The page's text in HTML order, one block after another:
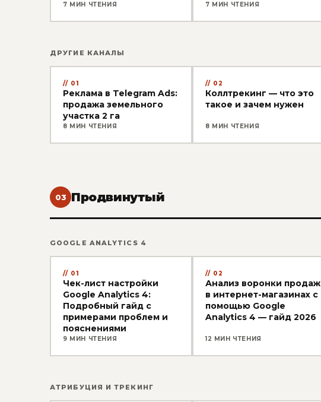
7 МИН ЧТЕНИЯ 7 МИН ЧТЕНИЯ
ДРУГИЕ КАНАЛЫ
01
Реклама в Telegram Ads:
продажа земельного
участка 2 га
8 МИН ЧТЕНИЯ
02
Коллтрекинг — что это
такое и зачем нужен
8 МИН ЧТЕНИЯ
03 Продвинутый
GOOGLE ANALYTICS 4
01
Чек-лист настройки
Google Analytics 4:
Подробный гайд с
примерами проблем и
пояснениями
9 МИН ЧТЕНИЯ
02
Анализ воронки продаж
в интернет-магазинах с
помощью Google
Analytics 4 — гайд 2026
12 МИН ЧТЕНИЯ
АТРИБУЦИЯ И ТРЕКИНГ